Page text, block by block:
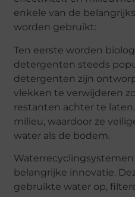
enkele van de
worden gebruikt:
Ten eerste worden
detergenten steeds
detergenten zijn
vlekken te verwijderen
restanten achter te
milieu, waardoor ze
water als de bodem.
belangrijke innovatie.
gebruikte water op,